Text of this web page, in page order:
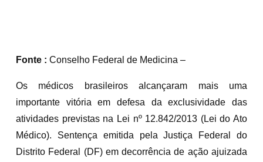
Fonte : Conselho Federal de Medicina –
Os médicos brasileiros alcançaram mais uma
importante vitória em defesa da exclusividade das
atividades previstas na Lei nº 12.842/2013 (Lei do Ato
Médico). Sentença emitida pela Justiça Federal do
Distrito Federal (DF) em decorrência de ação ajuizada